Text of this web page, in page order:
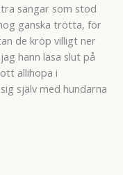
sängar som stod
ganska trötta, för
de kröp villigt ner
hann läsa slut på
allihopa i
själv med hundarna